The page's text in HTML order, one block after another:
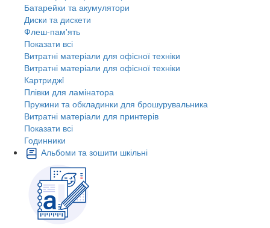
Батарейки та акумулятори
Диски та дискети
Флеш-пам'ять
Показати всі
Витратні матеріали для офісної техніки
Витратні матеріали для офісної техніки
Картриджi
Плівки для ламінатора
Пружини та обкладинки для брошурувальника
Витратні матеріали для принтерів
Показати всі
Годинники
Альбоми та зошити шкільні